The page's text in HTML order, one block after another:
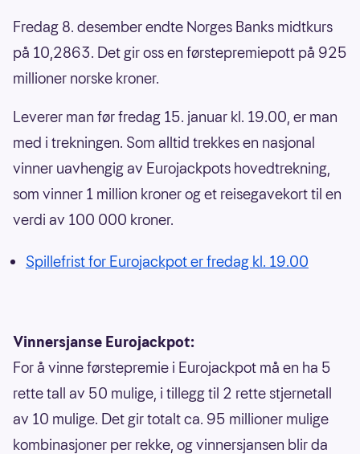
Fredag 8. desember endte Norges Banks midtkurs
på 10,2863. Det gir oss en førstepremiepott på 925
millioner norske kroner.
Leverer man før fredag 15. januar kl. 19.00, er man
med i trekningen. Som alltid trekkes en nasjonal
vinner uavhengig av Eurojackpots hovedtrekning,
som vinner 1 million kroner og et reisegavekort til en
verdi av 100 000 kroner.
Spillefrist for Eurojackpot er fredag kl. 19.00
Vinnersjanse Eurojackpot:
For å vinne førstepremie i Eurojackpot må en ha 5
rette tall av 50 mulige, i tillegg til 2 rette stjernetall
av 10 mulige. Det gir totalt ca. 95 millioner mulige
kombinasjoner per rekke, og vinnersjansen blir da